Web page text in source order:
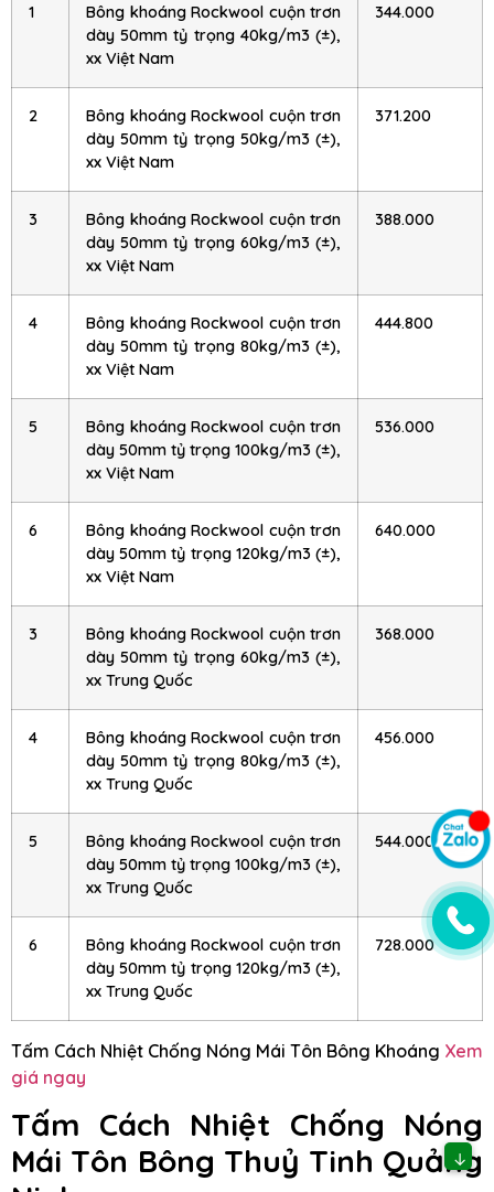
1
Bông khoáng Rockwool cuộn trơn
dày 50mm tỷ trọng 40kg/m3 (±),
xx Việt Nam
344.000
2
Bông khoáng Rockwool cuộn trơn
dày 50mm tỷ trọng 50kg/m3 (±),
xx Việt Nam
371.200
3
Bông khoáng Rockwool cuộn trơn
dày 50mm tỷ trọng 60kg/m3 (±),
xx Việt Nam
388.000
4
Bông khoáng Rockwool cuộn trơn
dày 50mm tỷ trọng 80kg/m3 (±),
xx Việt Nam
444.800
5
Bông khoáng Rockwool cuộn trơn
dày 50mm tỷ trọng 100kg/m3 (±),
xx Việt Nam
536.000
6
Bông khoáng Rockwool cuộn trơn
dày 50mm tỷ trọng 120kg/m3 (±),
xx Việt Nam
640.000
3
Bông khoáng Rockwool cuộn trơn
dày 50mm tỷ trọng 60kg/m3 (±),
xx Trung Quốc
368.000
4
Bông khoáng Rockwool cuộn trơn
dày 50mm tỷ trọng 80kg/m3 (±),
xx Trung Quốc
456.000
5
Bông khoáng Rockwool cuộn trơn
dày 50mm tỷ trọng 100kg/m3 (±),
xx Trung Quốc
544.000
6
Bông khoáng Rockwool cuộn trơn
dày 50mm tỷ trọng 120kg/m3 (±),
xx Trung Quốc
728.000
Tấm Cách Nhiệt Chống Nóng Mái Tôn Bông Khoáng Xem
giá ngay
Tấm Cách Nhiệt Chống Nóng
Mái Tôn Bông Thuỷ Tinh Quảng
↓